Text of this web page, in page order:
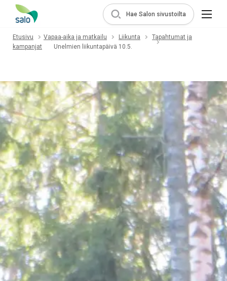
Hae Salon sivustoilta
Etusivu Vapaa-aika ja matkailu Liikunta
Tapahtumat ja
kampanjat
Unelmien liikuntapäivä 10.5.